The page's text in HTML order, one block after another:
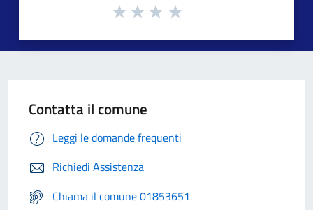
Contatta il comune
Leggi le domande frequenti
Richiedi Assistenza
Chiama il comune 01853651